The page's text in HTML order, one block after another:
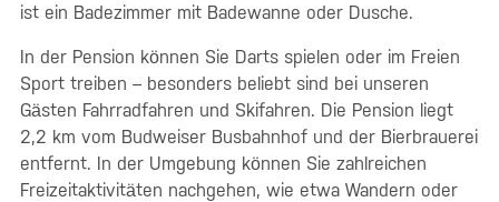
ist ein Badezimmer mit Badewanne oder Dusche.
In der Pension können Sie Darts spielen oder im Freien
Sport treiben – besonders beliebt sind bei unseren
Gästen Fahrradfahren und Skifahren. Die Pension liegt
2,2 km vom Budweiser Busbahnhof und der Bierbrauerei
entfernt. In der Umgebung können Sie zahlreichen
Freizeitaktivitäten nachgehen, wie etwa Wandern oder